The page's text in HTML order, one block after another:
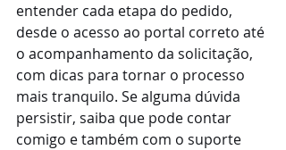
entender cada etapa do pedido,
desde o acesso ao portal correto até
o acompanhamento da solicitação,
com dicas para tornar o processo
mais tranquilo. Se alguma dúvida
persistir, saiba que pode contar
comigo e também com o suporte